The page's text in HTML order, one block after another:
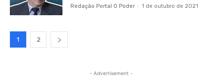
Redação Portal O Poder - 1 de outubro de 2021
1 2
- Advertisement -